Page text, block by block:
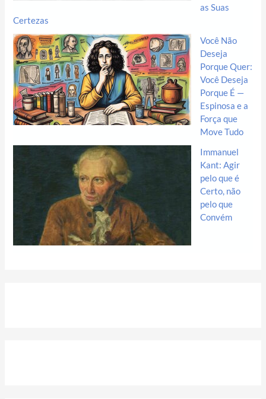
as Suas
Certezas
Você Não
Deseja
Porque Quer:
Você Deseja
Porque É —
Espinosa e a
Força que
Move Tudo
Immanuel
Kant: Agir
pelo que é
Certo, não
pelo que
Convém